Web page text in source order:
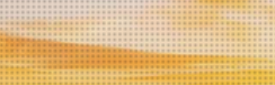
In
winkelwagen